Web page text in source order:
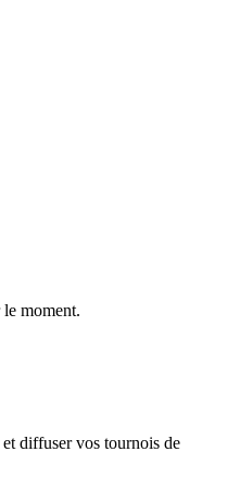
moment.
diffuser vos tournois de